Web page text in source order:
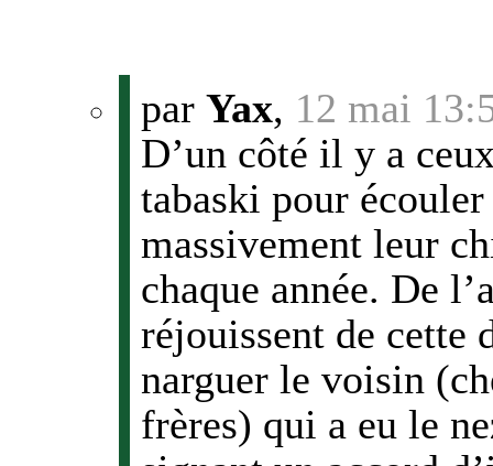
par Yax, 12 mai
D’un côté il y a
tabaski pour
massivement leur
chaque année. De
réjouissent de cette
narguer le voisin
frères) qui a eu le